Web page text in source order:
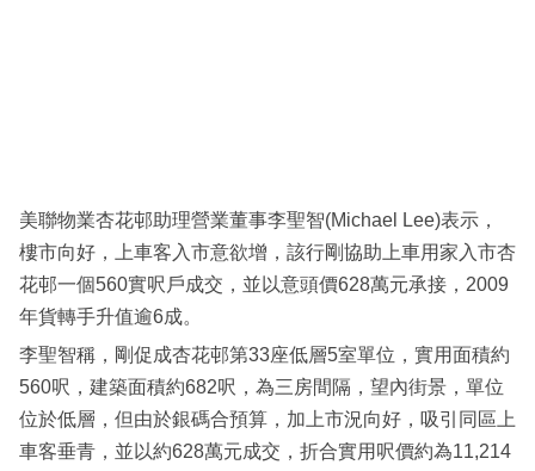
美聯物業杏花邨助理營業董事李聖智(Michael Lee)表示，
樓市向好，上車客入市意欲增，該行剛協助上車用家入市杏
花邨一個560實呎戶成交，並以意頭價628萬元承接，2009
年貨轉手升值逾6成。
李聖智稱，剛促成杏花邨第33座低層5室單位，實用面積約
560呎，建築面積約682呎，為三房間隔，望內街景，單位
位於低層，但由於銀碼合預算，加上市況向好，吸引同區上
車客垂青，並以約628萬元成交，折合實用呎價約為11,214